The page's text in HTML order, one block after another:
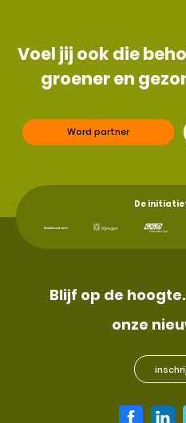
Voel jij ook die
groener en
Word partner
De
Blijf op de
onze